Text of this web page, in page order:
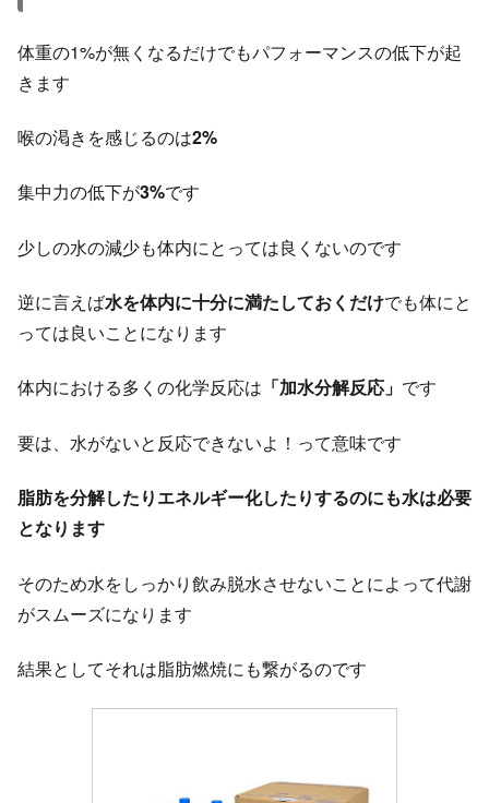
体重の1%が無くなるだけでもパフォーマンスの低下が起
きます
喉の渇きを感じるのは2%
集中力の低下が3%です
少しの水の減少も体内にとっては良くないのです
逆に言えば水を体内に十分に満たしておくだけでも体にと
っては良いことになります
体内における多くの化学反応は 「加水分解反応」 です
要は、水がないと反応できないよ！って意味です
脂肪を分解したりエネルギー化したりするのにも水は必要
となります
そのため水をしっかり飲み脱水させないことによって代謝
がスムーズになります
結果としてそれは脂肪燃焼にも繋がるのです